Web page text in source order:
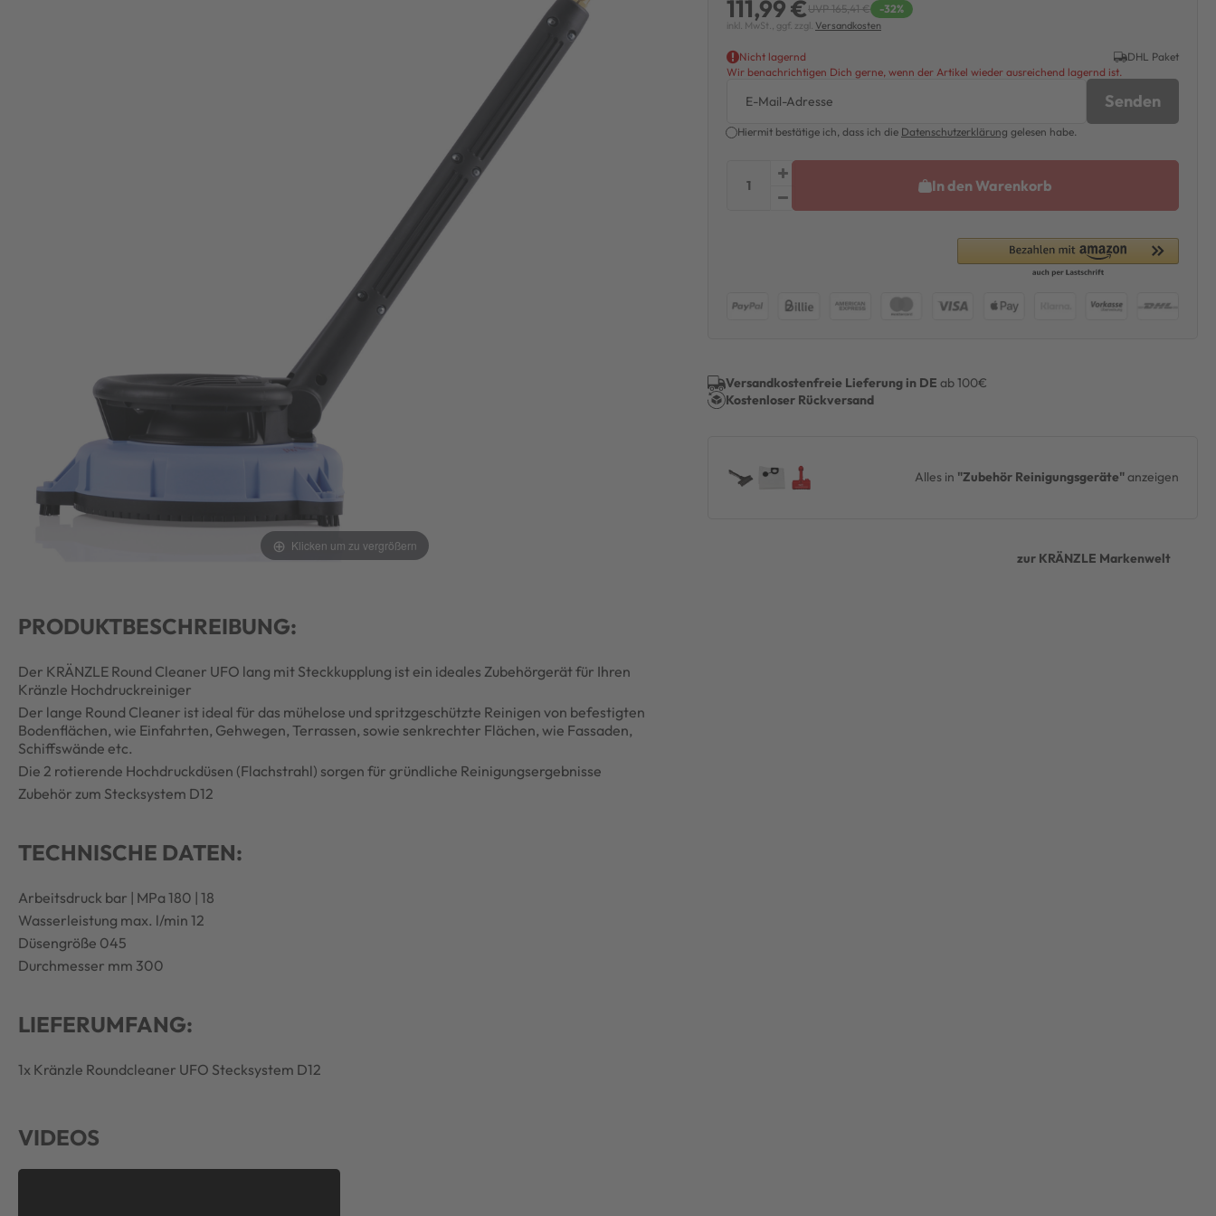
Klicken um zu vergrößern
PRODUKTBESCHREIBUNG:
Der KRÄNZLE Round Cleaner UFO lang mit Steckkupplung ist ein ideales Zubehörgerät für Ihren
Kränzle Hochdruckreiniger
Der lange Round Cleaner ist ideal für das mühelose und spritzgeschützte Reinigen von befestigten
Bodenflächen, wie Einfahrten, Gehwegen, Terrassen, sowie senkrechter Flächen, wie Fassaden,
Schiffswände etc.
Die 2 rotierende Hochdruckdüsen (Flachstrahl) sorgen für gründliche Reinigungsergebnisse
Zubehör zum Stecksystem D12
TECHNISCHE DATEN:
Arbeitsdruck bar | MPa 180 | 18
Wasserleistung max. l/min 12
Düsengröße 045
Durchmesser mm 300
LIEFERUMFANG:
1x Kränzle Roundcleaner UFO Stecksystem D12
VIDEOS
111,99 €UVP 165,41 € -32%
inkl. MwSt., ggf. zzgl. Versandkosten
Nicht lagernd
DHL Paket
Wir benachrichtigen Dich gerne, wenn der Artikel wieder ausreichend lagernd ist.
Senden
Hiermit bestätige ich, dass ich die Daten­schutz­erklärung gelesen habe.
In den Warenkorb
Versandkostenfreie Lieferung in DE ab 100€
Kostenloser Rückversand
Alles in "Zubehör Reinigungsgeräte"anzeigen
zur KRÄNZLE Markenwelt